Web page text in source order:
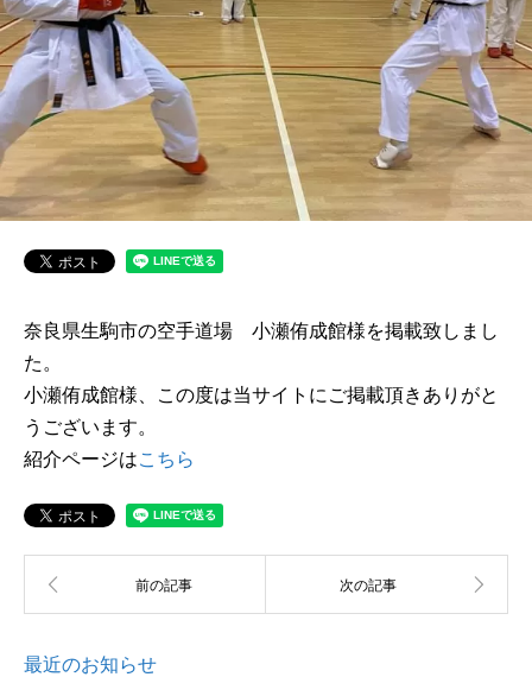
奈良県生駒市の空手道場 小瀬侑成館様を掲載致しまし
た。
小瀬侑成館様、この度は当サイトにご掲載頂きありがと
うございます。
紹介ページはこちら
最近のお知らせ